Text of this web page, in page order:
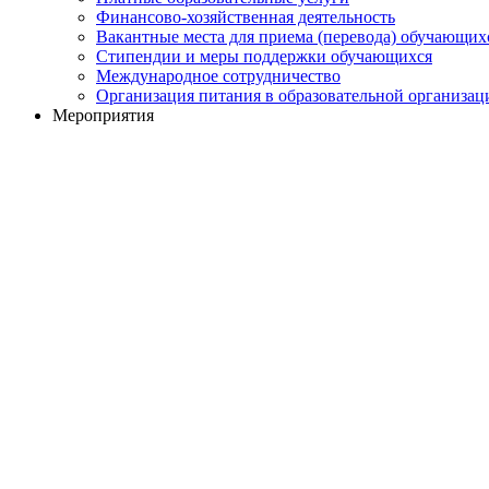
Финансово-хозяйственная деятельность
Вакантные места для приема (перевода)
Стипендии и меры поддержки обучающихся
Международное сотрудничество
Организация питания в образовательной
Мероприятия